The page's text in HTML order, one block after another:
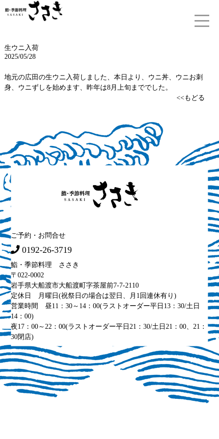
生ウニ入荷
2025/05/28
地元の広田の生ウニ入荷しました、本日より、ウニ丼、ウニお刺
身、ウニずしを始めます、昨年は8月上旬まででした。
<<もどる
ご予約・お問合せ
0192-26-3719
鮨・季節料理 ささき
〒022-0002
岩手県大船渡市大船渡町字茶屋前7-7-2110
定休日 月曜日(祝祭日の場合は翌日、月1回連休有り)
営業時間 昼11：30～14：00(ラストオーダー平日13：30/土日
14：00)
夜17：00～22：00(ラストオーダー平日21：30/土日21：00、21：
30閉店)